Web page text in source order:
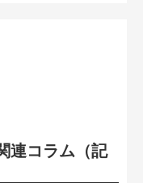
連コラム（記